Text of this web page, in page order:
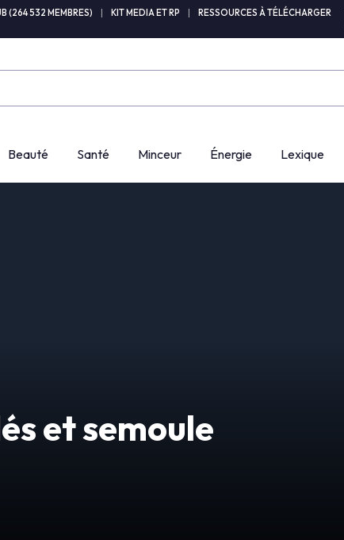
(264 532 MEMBRES) KIT MEDIA ET RP
RESSOURCES À TÉLÉCHARGER
Beauté Santé Minceur Énergie Lexique
et semoule